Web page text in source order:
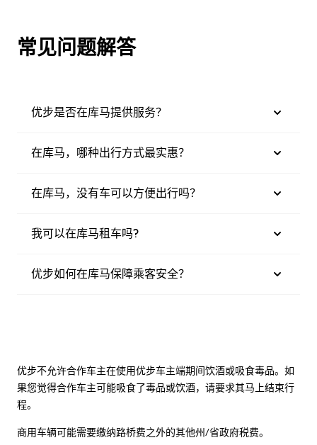
常见问题解答
优步是否在库马提供服务？
在库马，哪种出行方式最实惠？
在库马，没有车可以方便出行吗？
我可以在库马租车吗?
优步如何在库马保障乘客安全？
优步不允许合作车主在使用优步车主端期间饮酒或吸食毒品。如
果您觉得合作车主可能吸食了毒品或饮酒，请要求其马上结束行
程。
商用车辆可能需要缴纳路桥费之外的其他州/省政府税费。